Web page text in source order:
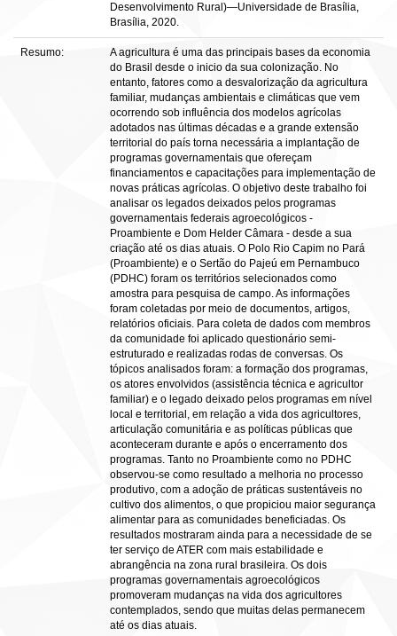
Desenvolvimento Rural)—Universidade de Brasília,
Brasília, 2020.
Resumo:
A agricultura é uma das principais bases da economia
do Brasil desde o inicio da sua colonização. No
entanto, fatores como a desvalorização da agricultura
familiar, mudanças ambientais e climáticas que vem
ocorrendo sob influência dos modelos agrícolas
adotados nas últimas décadas e a grande extensão
territorial do país torna necessária a implantação de
programas governamentais que ofereçam
financiamentos e capacitações para implementação de
novas práticas agrícolas. O objetivo deste trabalho foi
analisar os legados deixados pelos programas
governamentais federais agroecológicos -
Proambiente e Dom Helder Câmara - desde a sua
criação até os dias atuais. O Polo Rio Capim no Pará
(Proambiente) e o Sertão do Pajeú em Pernambuco
(PDHC) foram os territórios selecionados como
amostra para pesquisa de campo. As informações
foram coletadas por meio de documentos, artigos,
relatórios oficiais. Para coleta de dados com membros
da comunidade foi aplicado questionário semi-
estruturado e realizadas rodas de conversas. Os
tópicos analisados foram: a formação dos programas,
os atores envolvidos (assistência técnica e agricultor
familiar) e o legado deixado pelos programas em nível
local e territorial, em relação a vida dos agricultores,
articulação comunitária e as políticas públicas que
aconteceram durante e após o encerramento dos
programas. Tanto no Proambiente como no PDHC
observou-se como resultado a melhoria no processo
produtivo, com a adoção de práticas sustentáveis no
cultivo dos alimentos, o que propiciou maior segurança
alimentar para as comunidades beneficiadas. Os
resultados mostraram ainda para a necessidade de se
ter serviço de ATER com mais estabilidade e
abrangência na zona rural brasileira. Os dois
programas governamentais agroecológicos
promoveram mudanças na vida dos agricultores
contemplados, sendo que muitas delas permanecem
até os dias atuais.